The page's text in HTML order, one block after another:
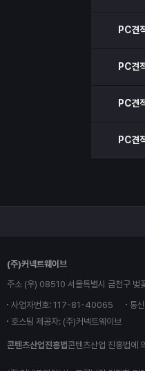
PC견
PC견
PC견
PC견
(주)커넥트웨이브
주소 (우) 08510 서울특별시 금천구
사업자번호: 117-81-40065
통
호스팅 제공자: (주)커넥트웨이브
콘텐츠산업진흥법콘텐츠산업 진흥법에